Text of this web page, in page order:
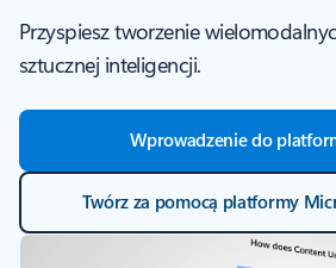
Przyspiesz tworzenie
sztucznej inteligencji.
Wprowadzenie do
Twórz za pomocą platformy